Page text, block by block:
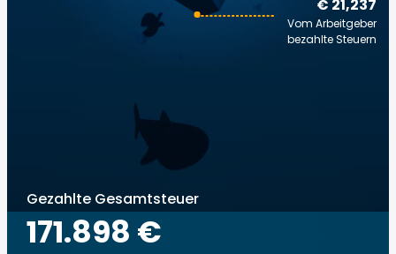
€ 21,237
Vom Arbeitgeber
bezahlte Steuern
Gezahlte Gesamtsteuer
171.898 €